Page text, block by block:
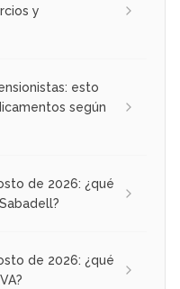
y
esto
según
de 2026: ¿qué
de 2026: ¿qué